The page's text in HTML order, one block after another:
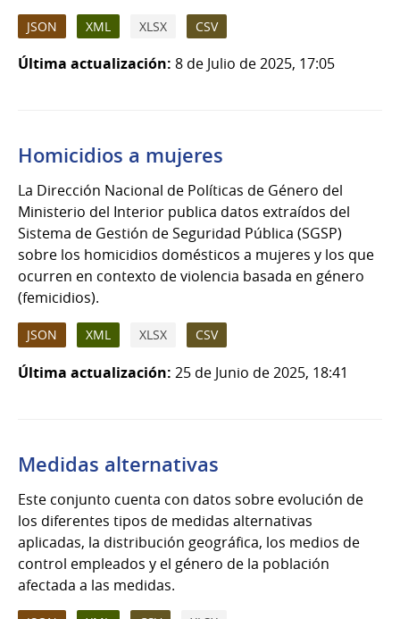
JSON XML XLSX CSV
Última actualización: 8 de Julio de 2025, 17:05
Homicidios a mujeres
La Dirección Nacional de Políticas de Género del
Ministerio del Interior publica datos extraídos del
Sistema de Gestión de Seguridad Pública (SGSP)
sobre los homicidios domésticos a mujeres y los que
ocurren en contexto de violencia basada en género
(femicidios).
JSON XML XLSX CSV
Última actualización: 25 de Junio de 2025, 18:41
Medidas alternativas
Este conjunto cuenta con datos sobre evolución de
los diferentes tipos de medidas alternativas
aplicadas, la distribución geográfica, los medios de
control empleados y el género de la población
afectada a las medidas.